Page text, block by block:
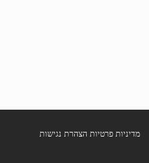
מדיניות פרטיות הצהרת נגישות